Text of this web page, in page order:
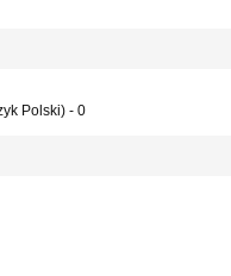
Polski) - 0